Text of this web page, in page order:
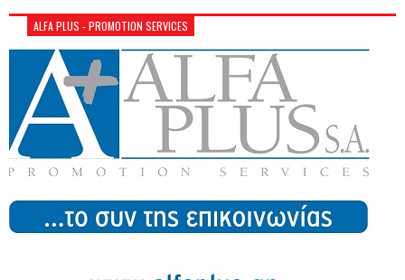
ALFA PLUS - PROMOTION SERVICES